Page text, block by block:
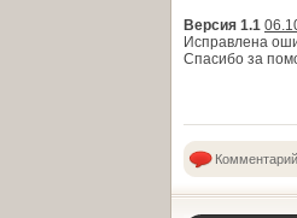
Версия 1.1
Исправлена
Спасибо за